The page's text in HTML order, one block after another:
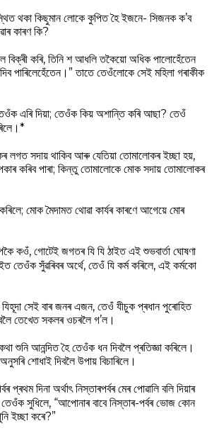
থকা কিছুমান লোকে কুপিত হৈ ইজনে- সিজনক ক’ব
কাৰণ কি?
বিক্ৰী কৰি, তিনি শ আধলি তকৈয়ো অধিক পালোহেঁতেন
পাৰিলেহেঁতেন।” তাতে তেওঁলোকে সেই মহিলা গৰাকীক
এৰি দিয়া; তেওঁক কিয় অশান্তি কৰি আছা? তেওঁ
লগত সদায় থাকিব আৰু যেতিয়া তোমালোকৰ ইচ্ছা হয়,
কৰিব পাৰা; কিন্তু তোমালোকে মোক সদায় তোমালোকৰ
মোক মৈদামত থোৱা কাৰ্যৰ কাৰণে আগেয়ে মোৰ
কওঁ, গোটেই জগতৰ যি যি ঠাইত এই শুভবাৰ্তা ঘোষণা
তেওঁক সুঁৱৰিবৰ অৰ্থে, তেওঁ যি কৰ্ম কৰিলে, এই কৰ্মকো
সেই বাৰ জনৰ এজন, তেওঁ যীচুক প্ৰধান পুৰোহিত
তেখেত সকলৰ ওচৰলৈ গ’ল।
শুনি আনন্দিত হৈ তেওঁক ধন দিবলৈ প্ৰতিজ্ঞা কৰিলে।
শোধাই দিবলৈ উপায় বিচাৰিলে।
প্ৰথম দিনা অৰ্থাৎ নিস্তাৰপৰ্বৰ মেৰ পোৱালি বলি দিয়াৰ
সুধিলে, “আপোনাৰ বাবে নিস্তাৰ-পৰ্বৰ ভোজ কোন
ইচ্ছা কৰে?”